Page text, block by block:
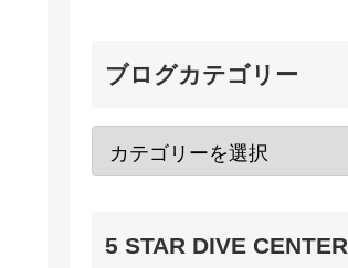
ブログカテゴリー
5 STAR DIVE CENTER